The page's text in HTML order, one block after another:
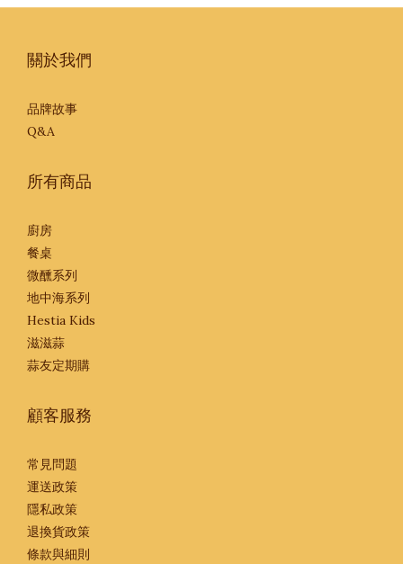
關於我們
品牌故事
Q&A
所有商品
廚房
餐桌
微醺系列
地中海系列
Hestia Kids
滋滋蒜
蒜友定期購
顧客服務
常見問題
運送政策
隱私政策
退換貨政策
條款與細則